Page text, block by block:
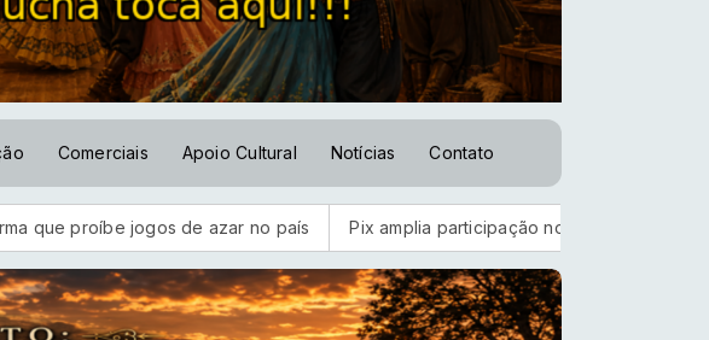
Comerciais Apoio Cultural Notícias Contato
jogos de azar no país Pix amplia participação nos pagamentos em bares e